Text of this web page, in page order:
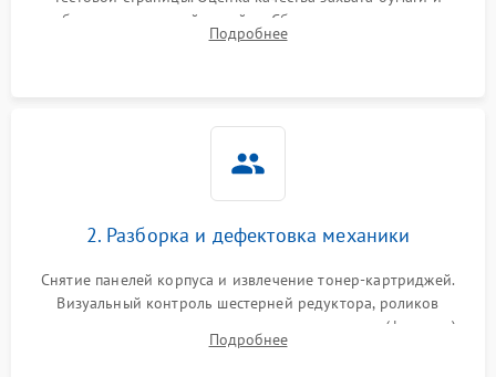
работы сканирующей линейки. Сбор данных о замятиях,
дефектах изображения или посторонних шумах при работе.
Подробнее
2. Разборка и дефектовка механики
Снятие панелей корпуса и извлечение тонер-картриджей.
Визуальный контроль шестерней редуктора, роликов
захвата, термопленки и прижимного вала в печи (фьюзере).
Проверка оптики сканера на загрязнения.
Подробнее